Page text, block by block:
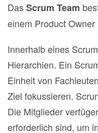
DasScrum Team
einem Product
Innerhalb eines
Hierarchien. Ein
Einheit von
Ziel fokussieren.
Die Mitglieder
erforderlich sind, um